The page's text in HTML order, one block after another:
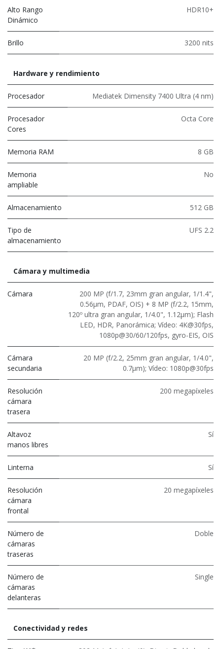
Alto Rango
Dinámico
HDR10+
Brillo 3200 nits
Hardware y rendimiento
Procesador Mediatek Dimensity 7400 Ultra (4 nm)
Procesador
Cores
Octa Core
Memoria RAM 8 GB
Memoria
ampliable
No
Almacenamiento 512 GB
Tipo de
almacenamiento
UFS 2.2
Cámara y multimedia
Cámara
200 MP (f/1.7, 23mm gran angular, 1/1.4",
0.56μm, PDAF, OIS) + 8 MP (f/2.2, 15mm,
120º ultra gran angular, 1/4.0", 1.12µm); Flash
LED, HDR, Panorámica; Vídeo: 4K@30fps,
1080p@30/60/120fps, gyro-EIS, OIS
Cámara
secundaria
20 MP (f/2.2, 25mm gran angular, 1/4.0",
0.7μm); Vídeo: 1080p@30fps
Resolución
cámara
trasera
200 megapíxeles
Altavoz
manos libres
Sí
Linterna Sí
Resolución
cámara
frontal
20 megapíxeles
Número de
cámaras
traseras
Doble
Número de
cámaras
delanteras
Single
Conectividad y redes